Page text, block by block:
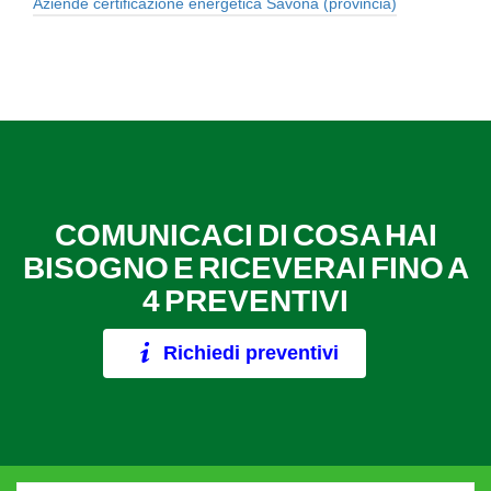
COMUNICACI DI COSA HAI
BISOGNO E RICEVERAI FINO A
4 PREVENTIVI
Richiedi preventivi